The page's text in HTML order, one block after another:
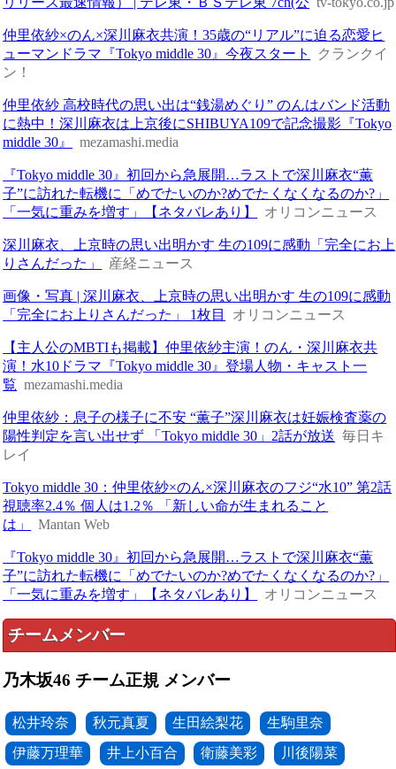
仲里依紗×のん×深川麻衣共演！35歳の“リアル”に迫る恋愛ヒ
ューマンドラマ『Tokyo middle 30』今夜スタート
クランクイ
ン！
仲里依紗 高校時代の思い出は“銭湯めぐり” のんはバンド活動
に熱中！深川麻衣は上京後にSHIBUYA109で記念撮影『Tokyo
middle 30』
mezamashi.media
『Tokyo middle 30』初回から急展開…ラストで深川麻衣“薫
子”に訪れた転機に「めでたいのか?めでたくなくなるのか?」
「一気に重みを増す」【ネタバレあり】
オリコンニュース
深川麻衣、上京時の思い出明かす 生の109に感動「完全にお上
りさんだった」
産経ニュース
画像・写真 | 深川麻衣、上京時の思い出明かす 生の109に感動
「完全にお上りさんだった」 1枚目
オリコンニュース
【主人公のMBTIも掲載】仲里依紗主演！のん・深川麻衣共
演！水10ドラマ『Tokyo middle 30』登場人物・キャスト一
覧 mezamashi.media
仲里依紗：息子の様子に不安 “薫子”深川麻衣は妊娠検査薬の
陽性判定を言い出せず 「Tokyo middle 30」2話が放送 毎日キ
レイ
Tokyo middle 30：仲里依紗×のん×深川麻衣のフジ“水10” 第2話
視聴率2.4％ 個人は1.2％ 「新しい命が生まれること
は」
Mantan Web
『Tokyo middle 30』初回から急展開…ラストで深川麻衣“薫
子”に訪れた転機に「めでたいのか?めでたくなくなるのか?」
「一気に重みを増す」【ネタバレあり】
オリコンニュース
チームメンバー
乃木坂46 チーム正規 メンバー
松井玲奈 秋元真夏 生田絵梨花
生駒里奈
伊藤万理華
井上小百合 衛藤美彩
川後陽菜